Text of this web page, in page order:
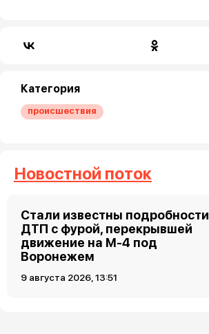
Категория
происшествия
Новостной поток
Стали известны подробности
ДТП с фурой, перекрывшей
движение на М-4 под
Воронежем
9 августа 2026, 13:51